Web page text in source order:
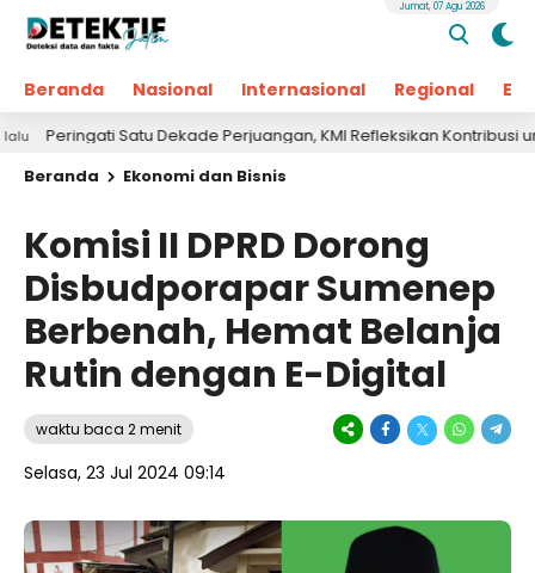
Beranda Nasional Internasional Regional
Jumat, 07 Agu 2026
Satu Dekade Perjuangan, KMI Refleksikan Kontribusi untuk
Beranda
Ekonomi dan Bisnis
Komisi II DPRD Dorong
Disbudporapar Sumenep
Berbenah, Hemat Belanja
Rutin dengan E-Digital
waktu baca 2 menit
Selasa, 23 Jul 2024 09:14